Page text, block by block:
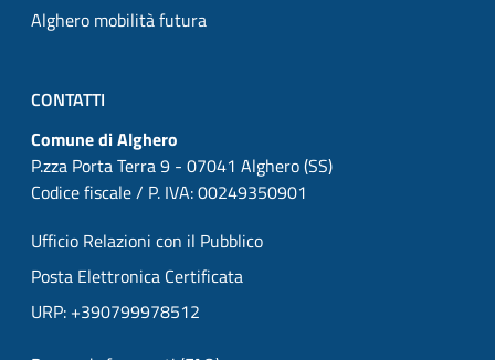
Alghero mobilità futura
CONTATTI
Comune di Alghero
P.zza Porta Terra 9 - 07041 Alghero (SS)
Codice fiscale / P. IVA: 00249350901
Ufficio Relazioni con il Pubblico
Posta Elettronica Certificata
URP: +390799978512